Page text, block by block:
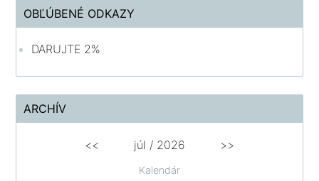
OBĽÚBENÉ ODKAZY
DARUJTE 2%
ARCHÍV
Kalendár
<< júl / 2026 >>